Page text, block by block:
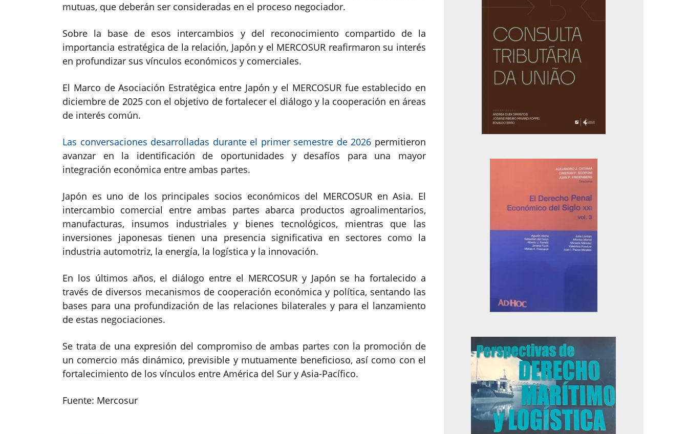
mutuas, que deberán ser consideradas en el proceso negociador.
Sobre la base de esos intercambios y del reconocimiento compartido de la
importancia estratégica de la relación, Japón y el MERCOSUR reafirmaron su interés
en profundizar sus vínculos económicos y comerciales.
El Marco de Asociación Estratégica entre Japón y el MERCOSUR fue establecido en
diciembre de 2025 con el objetivo de fortalecer el diálogo y la cooperación en áreas
de interés común.
Las conversaciones desarrolladas durante el primer semestre de 2026 permitieron
avanzar en la identificación de oportunidades y desafíos para una mayor
integración económica entre ambas partes.
Japón es uno de los principales socios económicos del MERCOSUR en Asia. El
intercambio comercial entre ambas partes abarca productos agroalimentarios,
manufacturas, insumos industriales y bienes tecnológicos, mientras que las
inversiones japonesas tienen una presencia significativa en sectores como la
industria automotriz, la energía, la logística y la innovación.
En los últimos años, el diálogo entre el MERCOSUR y Japón se ha fortalecido a
través de diversos mecanismos de cooperación económica y política, sentando las
bases para una profundización de las relaciones bilaterales y para el lanzamiento
de estas negociaciones.
Se trata de una expresión del compromiso de ambas partes con la promoción de
un comercio más dinámico, previsible y mutuamente beneficioso, así como con el
fortalecimiento de los vínculos entre América del Sur y Asia-Pacífico.
Fuente: Mercosur